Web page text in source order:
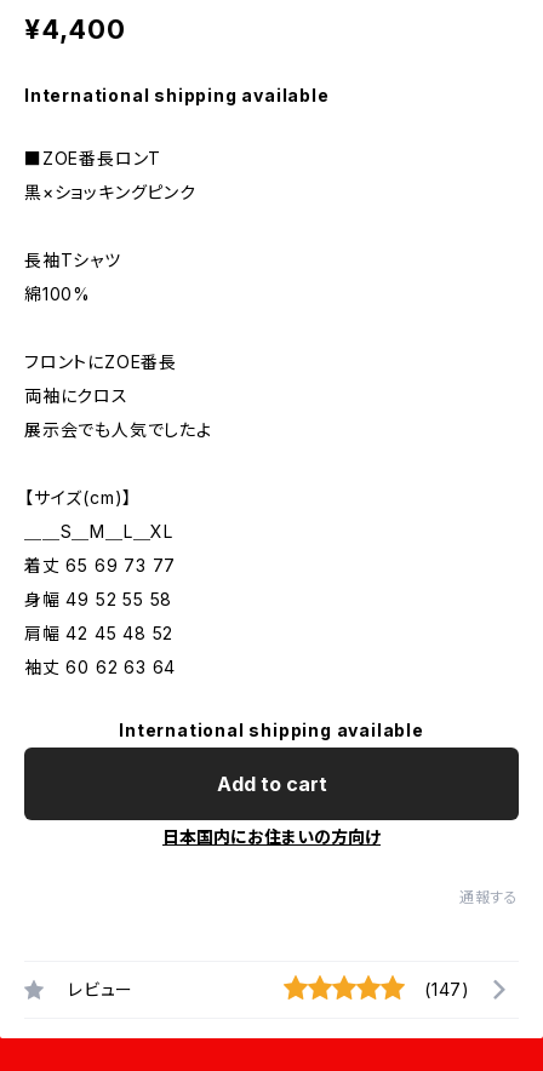
¥4,400
International shipping available
■ZOE番長ロンT
黒×ショッキングピンク
長袖Tシャツ
綿100%
フロントにZOE番長
両袖にクロス
展示会でも人気でしたよ
【サイズ(cm)】
＿＿S＿M＿L＿XL
着丈 65 69 73 77
身幅 49 52 55 58
肩幅 42 45 48 52
袖丈 60 62 63 64
International shipping available
Add to cart
日本国内にお住まいの方向け
通報する
レビュー (147)